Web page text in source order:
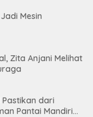
Mesin
Zita Anjani Melihat
Pastikan dari
Pantai Mandiri